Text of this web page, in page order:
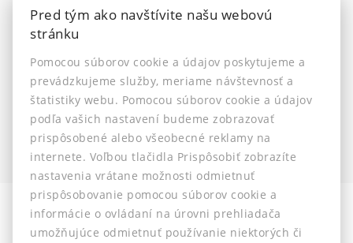
Napíšte nám
Nastavenie cookies
Informácia pre klientov- Ochrana osobných údajov
Etický kódex-Reklamačný poriadok
Pred tým ako navštívite našu webovú
stránku
Pomocou súborov cookie a údajov poskytujeme a
prevádzkujeme služby, meriame návštevnosť a
štatistiky webu. Pomocou súborov cookie a údajov
podľa vašich nastavení budeme zobrazovať
prispôsobené alebo všeobecné reklamy na
internete. Voľbou tlačidla Prispôsobiť zobrazíte
nastavenia vrátane možnosti odmietnuť
prispôsobovanie pomocou súborov cookie a
informácie o ovládaní na úrovni prehliadača
umožňujúce odmietnuť používanie niektorých či